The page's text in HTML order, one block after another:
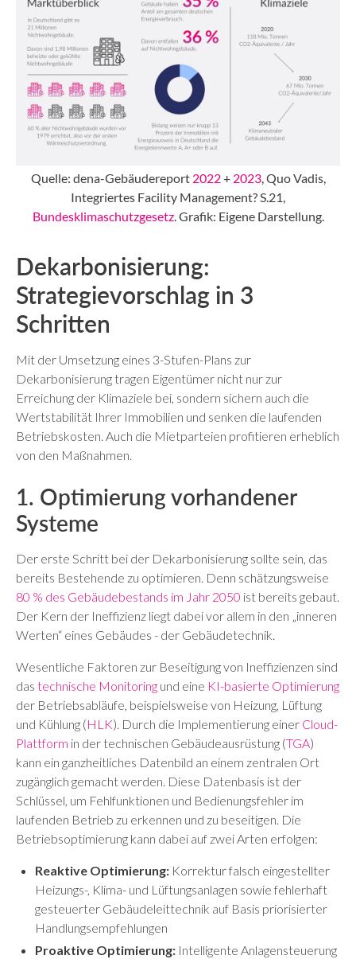
Quelle: dena-Gebäudereport 2022+ 2023, Quo Vadis,
Integriertes Facility Management? S.21,
Bundesklimaschutzgesetz. Grafik: Eigene Darstellung.
Dekarbonisierung:
Strategievorschlag in 3
Schritten
Mit der Umsetzung eines 3-Stufen-Plans zur
Dekarbonisierung tragen Eigentümer nicht nur zur
Erreichung der Klimaziele bei, sondern sichern auch die
Wertstabilität Ihrer Immobilien und senken die laufenden
Betriebskosten. Auch die Mietparteien profitieren erheblich
von den Maßnahmen.
1. Optimierung vorhandener
Systeme
Der erste Schritt bei der Dekarbonisierung sollte sein, das
bereits Bestehende zu optimieren. Denn schätzungsweise
80 % des Gebäudebestands im Jahr 2050 ist bereits gebaut.
Der Kern der Ineffizienz liegt dabei vor allem in den „inneren
Werten“ eines Gebäudes - der Gebäudetechnik.
Wesentliche Faktoren zur Beseitigung von Ineffizienzen sind
das technische Monitoring und eine KI-basierte Optimierung
der Betriebsabläufe, beispielsweise von Heizung, Lüftung
und Kühlung (HLK). Durch die Implementierung einer Cloud-
Plattform in der technischen Gebäudeausrüstung (TGA)
kann ein ganzheitliches Datenbild an einem zentralen Ort
zugänglich gemacht werden. Diese Datenbasis ist der
Schlüssel, um Fehlfunktionen und Bedienungsfehler im
laufenden Betrieb zu erkennen und zu beseitigen. Die
Betriebsoptimierung kann dabei auf zwei Arten erfolgen:
Reaktive Optimierung: Korrektur falsch eingestellter
Heizungs-, Klima- und Lüftungsanlagen sowie fehlerhaft
gesteuerter Gebäudeleittechnik auf Basis priorisierter
Handlungsempfehlungen
Proaktive Optimierung: Intelligente Anlagensteuerung